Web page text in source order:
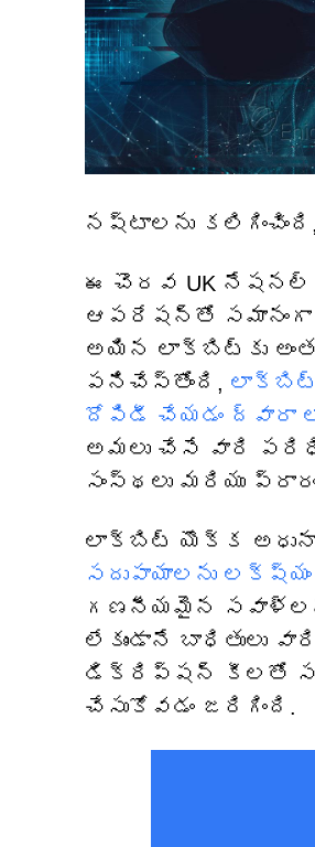
నష్టాలను
ఈ చొరవ UK నేషనల్
ఆపరేషన్‌తో సమానంగా
అయిన లాక్‌బిట్‌కు
పనిచేస్తోంది, లాక్‌బిట్
దోపిడీ చేయడం ద్వారా
అమలు చేసే వారి
సంస్థలు మరియు
లాక్‌బిట్ యొక్క
సదుపాయాలను
గణనీయమైన
లేకుండానే బాధితులు
డిక్రిప్షన్ కీలతో
చేసుకోవడం జరిగింది.